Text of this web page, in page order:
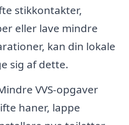
stikkontakter,
eller lave mindre
kan din lokale
sig af dette.
VVS-opgaver
haner, lappe